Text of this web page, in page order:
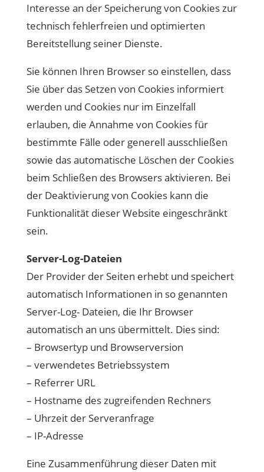
Interesse an der Speicherung von Cookies zur
technisch fehlerfreien und optimierten
Bereitstellung seiner Dienste.
Sie können Ihren Browser so einstellen, dass
Sie über das Setzen von Cookies informiert
werden und Cookies nur im Einzelfall
erlauben, die Annahme von Cookies für
bestimmte Fälle oder generell ausschließen
sowie das automatische Löschen der Cookies
beim Schließen des Browsers aktivieren. Bei
der Deaktivierung von Cookies kann die
Funktionalität dieser Website eingeschränkt
sein.
Server-Log-Dateien
Der Provider der Seiten erhebt und speichert
automatisch Informationen in so genannten
Server-Log- Dateien, die Ihr Browser
automatisch an uns übermittelt. Dies sind:
– Browsertyp und Browserversion
– verwendetes Betriebssystem
– Referrer URL
– Hostname des zugreifenden Rechners
– Uhrzeit der Serveranfrage
– IP-Adresse
Eine Zusammenführung dieser Daten mit